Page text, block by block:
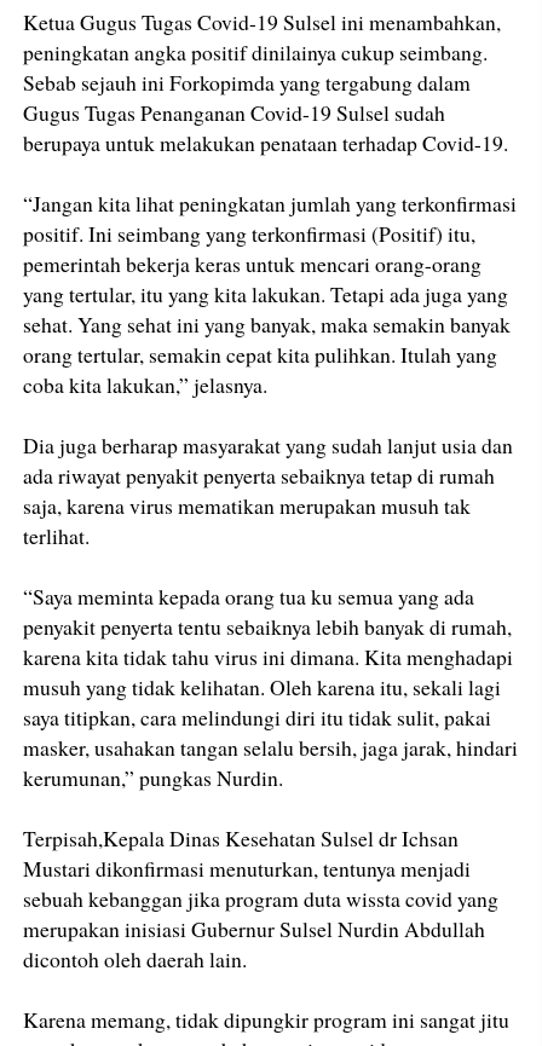
Ketua Gugus Tugas Covid-19 Sulsel ini menambahkan,
peningkatan angka positif dinilainya cukup seimbang.
Sebab sejauh ini Forkopimda yang tergabung dalam
Gugus Tugas Penanganan Covid-19 Sulsel sudah
berupaya untuk melakukan penataan terhadap Covid-19.
“Jangan kita lihat peningkatan jumlah yang terkonfirmasi
positif. Ini seimbang yang terkonfirmasi (Positif) itu,
pemerintah bekerja keras untuk mencari orang-orang
yang tertular, itu yang kita lakukan. Tetapi ada juga yang
sehat. Yang sehat ini yang banyak, maka semakin banyak
orang tertular, semakin cepat kita pulihkan. Itulah yang
coba kita lakukan,” jelasnya.
Dia juga berharap masyarakat yang sudah lanjut usia dan
ada riwayat penyakit penyerta sebaiknya tetap di rumah
saja, karena virus mematikan merupakan musuh tak
terlihat.
“Saya meminta kepada orang tua ku semua yang ada
penyakit penyerta tentu sebaiknya lebih banyak di rumah,
karena kita tidak tahu virus ini dimana. Kita menghadapi
musuh yang tidak kelihatan. Oleh karena itu, sekali lagi
saya titipkan, cara melindungi diri itu tidak sulit, pakai
masker, usahakan tangan selalu bersih, jaga jarak, hindari
kerumunan,” pungkas Nurdin.
Terpisah,Kepala Dinas Kesehatan Sulsel dr Ichsan
Mustari dikonfirmasi menuturkan, tentunya menjadi
sebuah kebanggan jika program duta wissta covid yang
merupakan inisiasi Gubernur Sulsel Nurdin Abdullah
dicontoh oleh daerah lain.
Karena memang, tidak dipungkir program ini sangat jitu